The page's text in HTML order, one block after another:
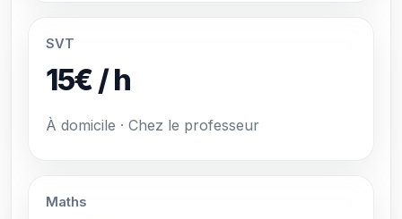
SVT
15€ / h
À domicile · Chez le professeur
Maths